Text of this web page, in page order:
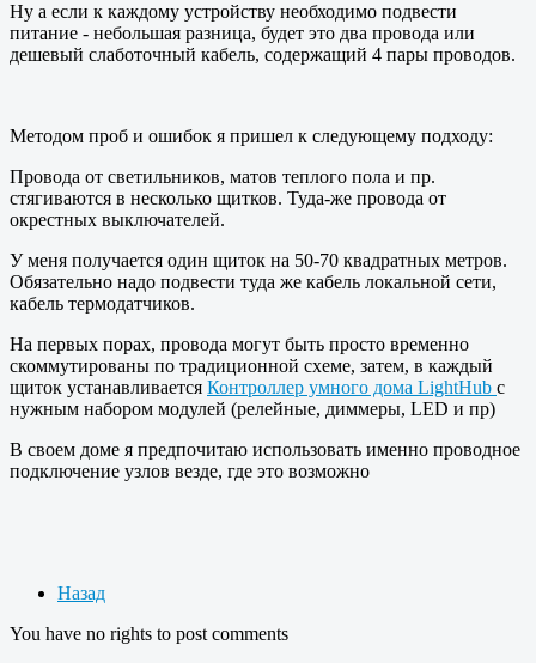
Ну а если к каждому устройству необходимо подвести
питание - небольшая разница, будет это два провода или
дешевый слаботочный кабель, содержащий 4 пары проводов.
Методом проб и ошибок я пришел к следующему подходу:
Провода от светильников, матов теплого пола и пр.
стягиваются в несколько щитков. Туда-же провода от
окрестных выключателей.
У меня получается один щиток на 50-70 квадратных метров.
Обязательно надо подвести туда же кабель локальной сети,
кабель термодатчиков.
На первых порах, провода могут быть просто временно
скоммутированы по традиционной схеме, затем, в каждый
щиток устанавливается Контроллер умного дома LightHub с
нужным набором модулей (релейные, диммеры, LED и пр)
В своем доме я предпочитаю использовать именно проводное
подключение узлов везде, где это возможно
Назад
You have no rights to post comments